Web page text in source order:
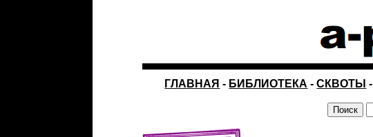
ГЛАВНАЯ - БИБЛИОТЕКА -СКВОТЫ -